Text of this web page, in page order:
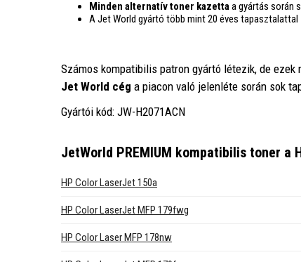
Minden alternatív toner kazettaa gyártás során
A Jet World gyártó több mint 20 éves tapasztalattal
Számos kompatibilis patron gyártó létezik, de
Jet World cég a piacon való jelenléte során sok
Gyártói kód: JW-H2071ACN
JetWorld PREMIUM kompatibilis toner a
HP Color LaserJet 150a
HP Color LaserJet MFP 179fwg
HP Color Laser MFP 178nw